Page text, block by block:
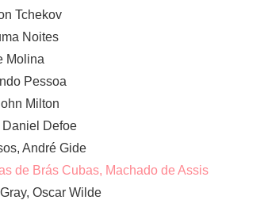
Tchekov
Noites
Molina
Pessoa
Milton
Defoe
André Gide
de Brás Cubas, Machado de Assis
Oscar Wilde